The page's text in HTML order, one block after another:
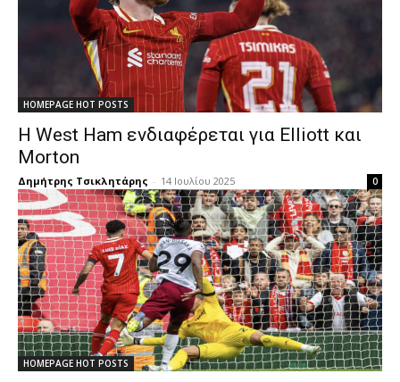
HOMEPAGE HOT POSTS
Η West Ham ενδιαφέρεται για Elliott και
Morton
Δημήτρης Τσικλητάρης - 14 Ιουλίου 2025 0
HOMEPAGE HOT POSTS